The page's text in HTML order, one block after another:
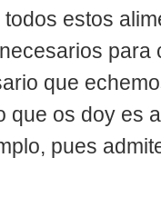
estos
para
que
que os doy es
pues